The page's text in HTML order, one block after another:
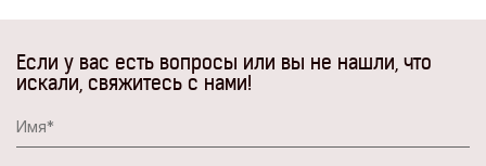
Если у вас есть вопросы или вы не нашли, что
искали, свяжитесь с нами!